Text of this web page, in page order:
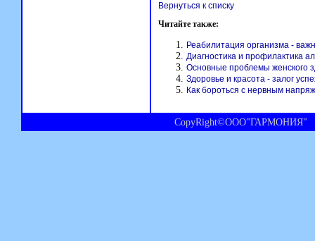
Вернуться к списку
Читайте также:
Реабилитация организма -
Диагностика и профилактика
Основные проблемы женского
Здоровье и красота - залог
Как бороться с нервным